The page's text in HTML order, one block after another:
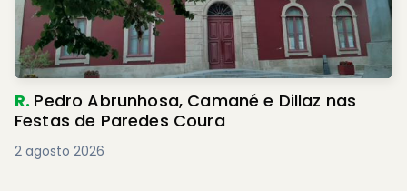
R. Pedro Abrunhosa, Camané e Dillaz nas
Festas de Paredes Coura
2 agosto 2026